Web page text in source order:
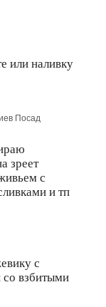
или наливку
Посад
зреет
с
и тп
с
взбитыми